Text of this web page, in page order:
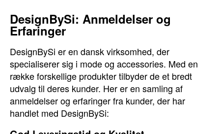
DesignBySi: Anmeldelser og
Erfaringer
DesignBySi er en dansk virksomhed, der
specialiserer sig i mode og accessories. Med en
række forskellige produkter tilbyder de et bredt
udvalg til deres kunder. Her er en samling af
anmeldelser og erfaringer fra kunder, der har
handlet med DesignBySi: